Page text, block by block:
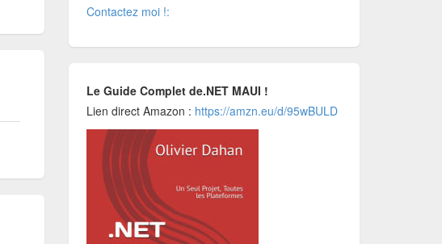
Contactez moi !:
Le Guide Complet de.NET MAUI !
Lien direct Amazon : https://amzn.eu/d/95wBULD